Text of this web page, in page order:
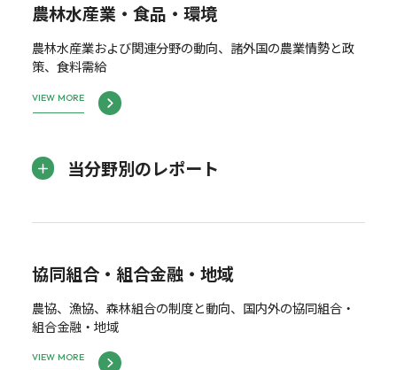
農林水産業・食品・環境
農林水産業および関連分野の動向、諸外国の農業情勢と政
策、食料需給
VIEW MORE
当分野別のレポート
協同組合・組合金融・地域
農協、漁協、森林組合の制度と動向、国内外の協同組合・
組合金融・地域
VIEW MORE